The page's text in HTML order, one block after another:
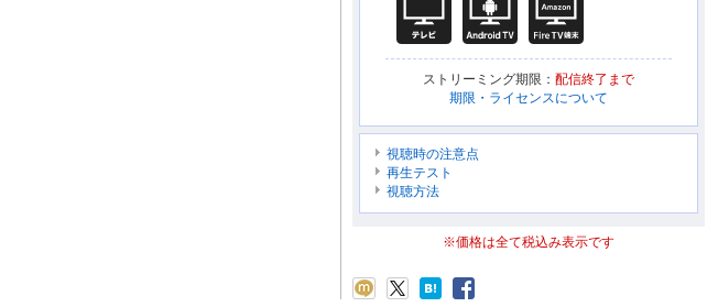
ストリーミング期限： 配信終了まで
期限・ライセンスについて
視聴時の注意点
再生テスト
視聴方法
※価格は全て税込み表示です